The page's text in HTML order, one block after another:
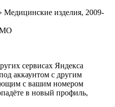
изделия, 2009-
сервисах Яндекса
аккаунтом с другим
с вашим номером
в новый профиль,